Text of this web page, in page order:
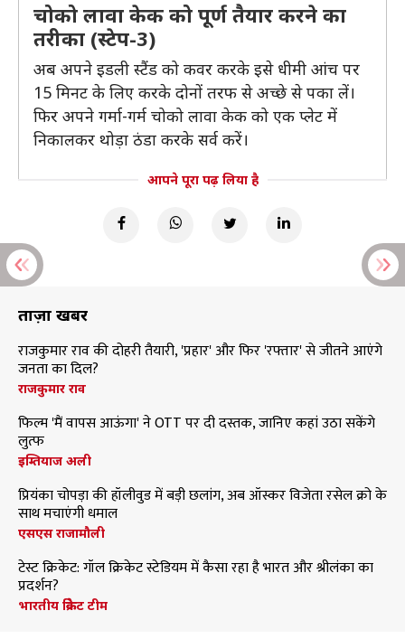
चोको लावा केक को पूर्ण तैयार करने का
तरीका (स्टेप-3)
अब अपने इडली स्टैंड को कवर करके इसे धीमी आंच पर
15 मिनट के लिए करके दोनों तरफ से अच्छे से पका लें।
फिर अपने गर्मा-गर्म चोको लावा केक को एक प्लेट में
निकालकर थोड़ा ठंडा करके सर्व करें।
आपने पूरा पढ़ लिया है
ताज़ा खबरें
राजकुमार राव की दोहरी तैयारी, 'प्रहार' और फिर 'रफ्तार' से जीतने आएंगे
जनता का दिल?
राजकुमार राव
फिल्म 'मैं वापस आऊंगा' ने OTT पर दी दस्तक, जानिए कहां उठा सकेंगे
लुत्फ
इम्तियाज अली
प्रियंका चोपड़ा की हॉलीवुड में बड़ी छलांग, अब ऑस्कर विजेता रसेल क्रो के
साथ मचाएंगी धमाल
एसएस राजामौली
टेस्ट क्रिकेट: गॉल क्रिकेट स्टेडियम में कैसा रहा है भारत और श्रीलंका का
प्रदर्शन?
भारतीय क्रिकेट टीम